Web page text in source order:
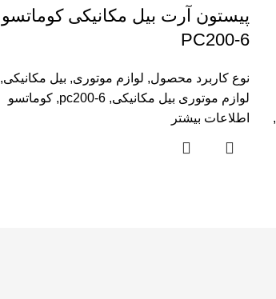
,
پیستون آرت بیل مکانیکی کوماتسو
PC200-6
نوع کاربرد محصول, لوازم موتوری, بیل مکانیکی,
لوازم موتوری بیل مکانیکی,
pc200-6
, کوماتسو
اطلاعات بیشتر